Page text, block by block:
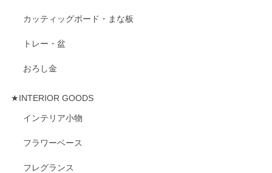
カッティッグボード・まな板
トレー・盆
おろし金
★INTERIOR GOODS
インテリア小物
フラワーベース
フレグランス